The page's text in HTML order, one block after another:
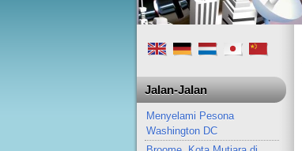
Jalan-Jalan
Menyelami Pesona
Washington DC